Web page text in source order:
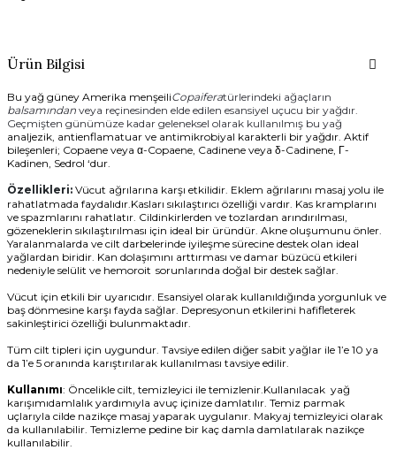
Ürün Bilgisi
Bu yağ güney Amerika menşeiliCopaiferatürlerindeki ağaçların
balsamından veya reçinesinden elde edilen esansiyel uçucu bir yağdır.
Geçmişten günümüze kadar geleneksel olarak kullanılmış bu yağ
analjezik, antienflamatuar ve antimikrobiyal karakterli bir yağdır. Aktif
bileşenleri; Copaene veya α-Copaene, Cadinene veya δ-Cadinene, Γ-
Kadinen, Sedrol ‘dur.
Özellikleri: Vücut ağrılarına karşı etkilidir. Eklem ağrılarını masaj yolu ile
rahatlatmada faydalıdır.Kasları sıkılaştırıcı özelliği vardır. Kas kramplarını
ve spazmlarını rahatlatır. Cildinkirlerden ve tozlardan arındırılması,
gözeneklerin sıkılaştırılması için ideal bir üründür. Akne oluşumunu önler.
Yaralanmalarda ve cilt darbelerinde iyileşme sürecine destek olan ideal
yağlardan biridir. Kan dolaşımını arttırması ve damar büzücü etkileri
nedeniyle selülit ve hemoroit sorunlarında doğal bir destek sağlar.
Vücut için etkili bir uyarıcıdır. Esansiyel olarak kullanıldığında yorgunluk ve
baş dönmesine karşı fayda sağlar. Depresyonun etkilerini hafifleterek
sakinleştirici özelliği bulunmaktadır.
Tüm cilt tipleri için uygundur. Tavsiye edilen diğer sabit yağlar ile 1’e 10 ya
da 1’e 5 oranında karıştırılarak kullanılması tavsiye edilir.
Kullanımı: Öncelikle cilt, temizleyici ile temizlenir.Kullanılacak yağ
karışımıdamlalık yardımıyla avuç içinize damlatılır. Temiz parmak
uçlarıyla cilde nazikçe masaj yaparak uygulanır. Makyaj temizleyici olarak
da kullanılabilir. Temizleme pedine bir kaç damla damlatılarak nazikçe
kullanılabilir.